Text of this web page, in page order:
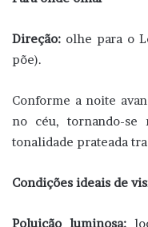
Direção: olhe para o
põe).
Conforme a noite
no céu, tornando-se
tonalidade prateada
Condições ideais de
Poluição luminosa: